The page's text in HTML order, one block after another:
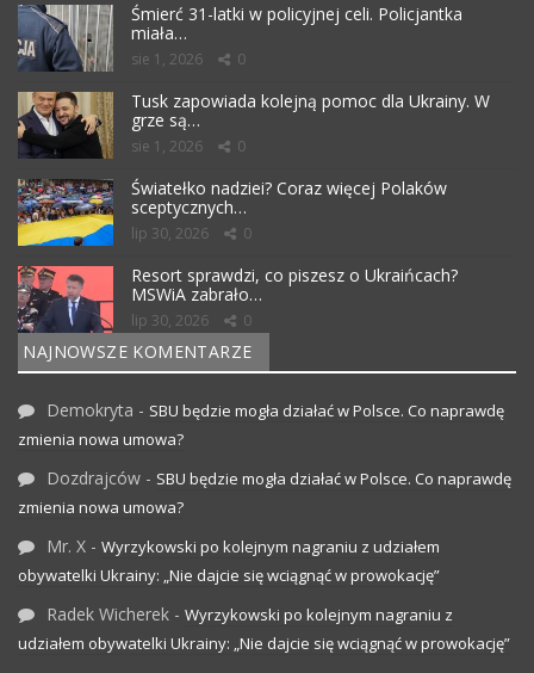
Śmierć 31-latki w policyjnej celi. Policjantka
miała…
sie 1, 2026 0
Tusk zapowiada kolejną pomoc dla Ukrainy. W
grze są…
sie 1, 2026 0
Światełko nadziei? Coraz więcej Polaków
sceptycznych…
lip 30, 2026 0
Resort sprawdzi, co piszesz o Ukraińcach?
MSWiA zabrało…
lip 30, 2026 0
NAJNOWSZE KOMENTARZE
Demokryta - SBU będzie mogła działać w Polsce. Co naprawdę
zmienia nowa umowa?
Dozdrajców - SBU będzie mogła działać w Polsce. Co naprawdę
zmienia nowa umowa?
Mr. X - Wyrzykowski po kolejnym nagraniu z udziałem
obywatelki Ukrainy: „Nie dajcie się wciągnąć w prowokację”
Radek Wicherek - Wyrzykowski po kolejnym nagraniu z
udziałem obywatelki Ukrainy: „Nie dajcie się wciągnąć w prowokację”